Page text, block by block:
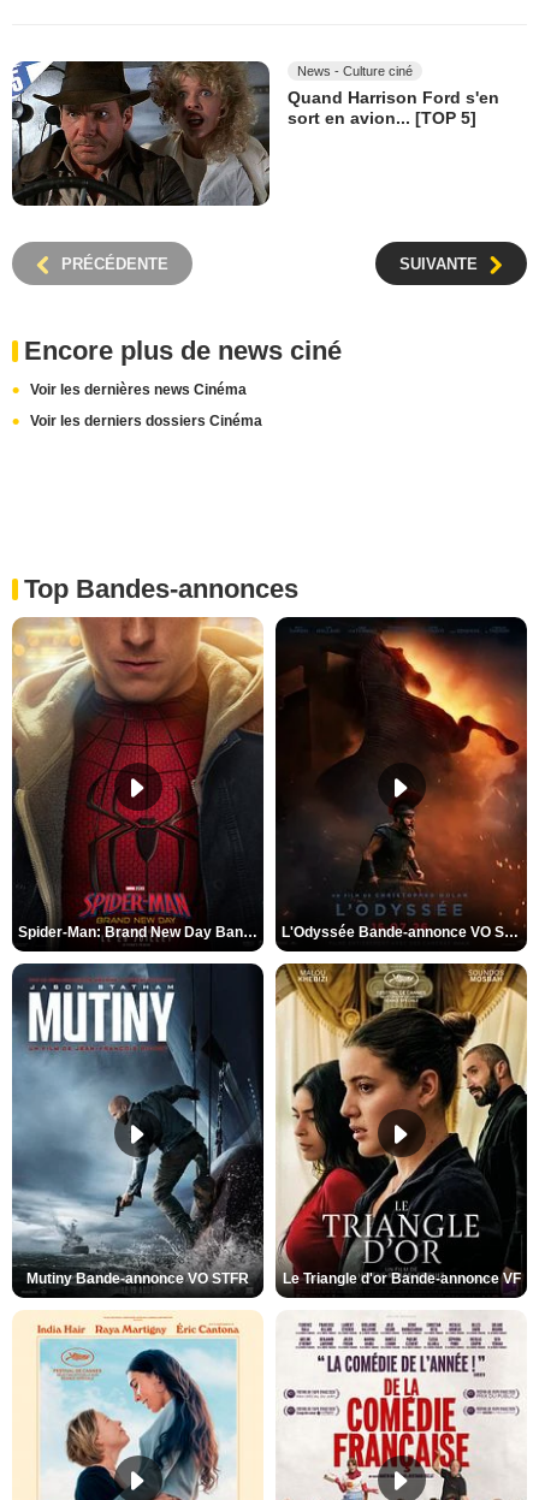
News - Culture ciné
Quand Harrison Ford s'en
sort en avion... [TOP 5]
PRÉCÉDENTE SUIVANTE
Encore plus de news ciné
Voir les dernières news Cinéma
Voir les derniers dossiers Cinéma
Top Bandes-annonces
Spider-Man: Brand New Day Bande-annonce VO STFR L'Odyssée Bande-annonce VO STFR
Mutiny Bande-annonce VO STFR Le Triangle d'or Bande-annonce VF